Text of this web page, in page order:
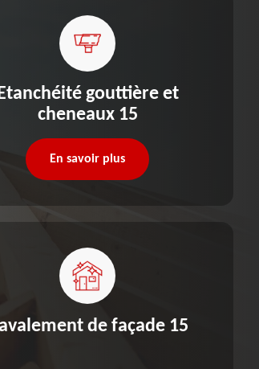
gouttière et
cheneaux 15
En savoir plus
de façade 15